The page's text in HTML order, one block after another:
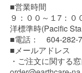
■営業時間
９：００～１7：
洋標準時(Pacific
■電話： 604-282-
■メールアドレス
・ご注文に関する